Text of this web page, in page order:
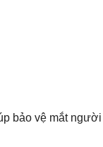
bảo vệ mắt